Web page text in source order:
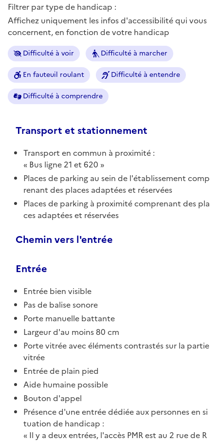
Filtrer par type de handicap :
Affichez uniquement les infos d'accessibilité qui vous
concernent, en fonction de votre handicap
Difficulté à voir Difficulté à marcher
En fauteuil roulant Difficulté à entendre
Difficulté à comprendre
Transport et stationnement
Transport en commun à proximité :
Bus ligne 21 et 620
Places de parking au sein de l'établissement comp
renant des places adaptées et réservées
Places de parking à proximité comprenant des pla
ces adaptées et réservées
Chemin vers l'entrée
Entrée
Entrée bien visible
Pas de balise sonore
Porte manuelle battante
Largeur d'au moins 80 cm
Porte vitrée avec éléments contrastés sur la partie
vitrée
Entrée de plain pied
Aide humaine possible
Bouton d'appel
Présence d'une entrée dédiée aux personnes en si
tuation de handicap :
Il y a deux entrées, l'accès PMR est au 2 rue de R